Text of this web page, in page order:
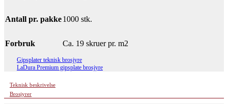
Antall pr. pakke1000 stk.
Forbruk Ca. 19 skruer pr. m2
Gipsplater teknisk brosjyre
LaDura Premium gipsplate brosjyre
Teknisk beskrivelse
Brosjyrer